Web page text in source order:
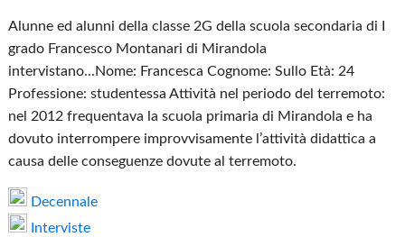
Alunne ed alunni della classe 2G della scuola secondaria di I
grado Francesco Montanari di Mirandola
intervistano...Nome: Francesca Cognome: Sullo Età: 24
Professione: studentessa Attività nel periodo del terremoto:
nel 2012 frequentava la scuola primaria di Mirandola e ha
dovuto interrompere improvvisamente l’attività didattica a
causa delle conseguenze dovute al terremoto.
Decennale
Interviste